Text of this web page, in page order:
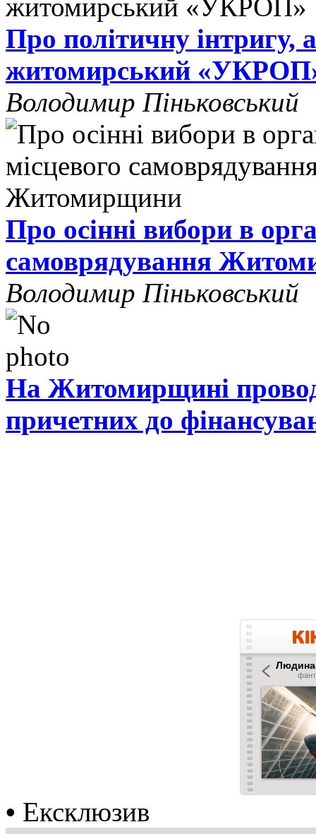
Про політичну інтригу,
житомирський
Володимир Піньковський
Про осінні вибори в
самоврядування
Володимир Піньковський
На Житомирщині
причетних до
• Ексклюзив